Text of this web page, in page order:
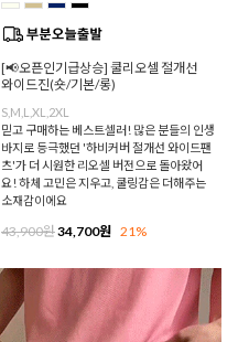
[📢오픈인기급상승] 쿨리오셀 절개선
와이드진(숏/기본/롱)
S,M,L,XL,2XL
믿고 구매하는 베스트셀러! 많은 분들의 인생
바지로 등극했던 '하비커버 절개선 와이드팬
츠'가 더 시원한 리오셀 버전으로 돌아왔어
요! 하체 고민은 지우고, 쿨링감은 더해주는
소재감이에요
43,900원34,700원 21%